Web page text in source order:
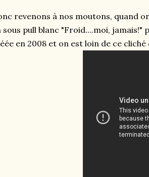
revenons à nos moutons, quand
sous pull blanc "Froid....moi, jamais!"
en 2008 et on est loin de ce cliché